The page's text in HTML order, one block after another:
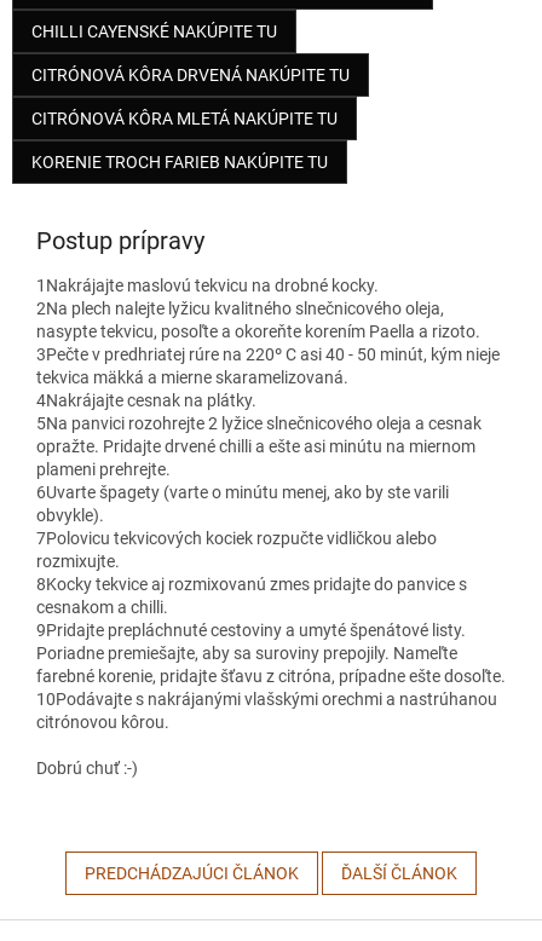
CHILLI CAYENSKÉ NAKÚPITE TU
CITRÓNOVÁ KÔRA DRVENÁ NAKÚPITE TU
CITRÓNOVÁ KÔRA MLETÁ NAKÚPITE TU
KORENIE TROCH FARIEB NAKÚPITE TU
Postup prípravy
1 Nakrájajte maslovú tekvicu na drobné kocky.
2Na plech nalejte lyžicu kvalitného slnečnicového oleja,
nasypte tekvicu, posoľte a okoreňte korením Paella a rizoto.
3Pečte v predhriatej rúre na 220º C asi 40 - 50 minút, kým nieje
tekvica mäkká a mierne skaramelizovaná.
4Nakrájajte cesnak na plátky.
5Na panvici rozohrejte 2 lyžice slnečnicového oleja a cesnak
opražte. Pridajte drvené chilli a ešte asi minútu na miernom
plameni prehrejte.
6Uvarte špagety (varte o minútu menej, ako by ste varili
obvykle).
7Polovicu tekvicových kociek rozpučte vidličkou alebo
rozmixujte.
8Kocky tekvice aj rozmixovanú zmes pridajte do panvice s
cesnakom a chilli.
9Pridajte prepláchnuté cestoviny a umyté špenátové listy.
Poriadne premiešajte, aby sa suroviny prepojily. Nameľte
farebné korenie, pridajte šťavu z citróna, prípadne ešte dosoľte.
10Podávajte s nakrájanými vlašskými orechmi a nastrúhanou
citrónovou kôrou.
Dobrú chuť :-)
PREDCHÁDZAJÚCI ČLÁNOK ĎALŠÍ ČLÁNOK